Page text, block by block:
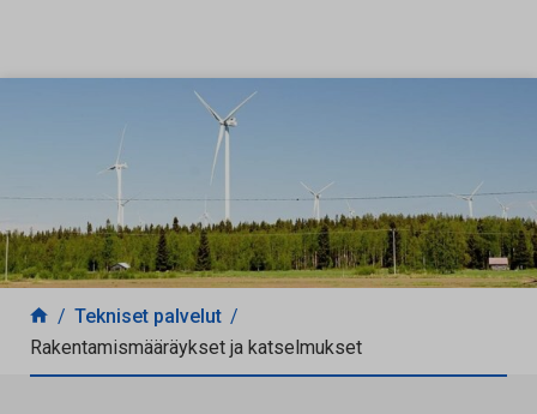
Tekniset palvelut
Rakentamismääräykset ja katselmukset